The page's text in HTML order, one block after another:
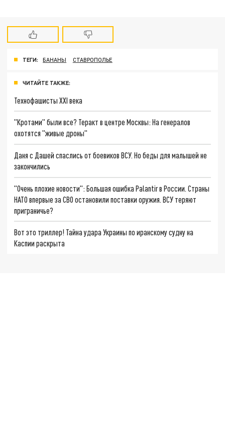
ТЕГИ: БАНАНЫ СТАВРОПОЛЬЕ
ЧИТАЙТЕ ТАКЖЕ:
Технофашисты XXI века
"Кротами" были все? Теракт в центре Москвы: На генералов
охотятся "живые дроны"
Даня с Дашей спаслись от боевиков ВСУ. Но беды для малышей не
закончились
"Очень плохие новости": Большая ошибка Palantir в России. Страны
НАТО впервые за СВО остановили поставки оружия. ВСУ теряют
приграничье?
Вот это триллер! Тайна удара Украины по иранскому судну на
Каспии раскрыта